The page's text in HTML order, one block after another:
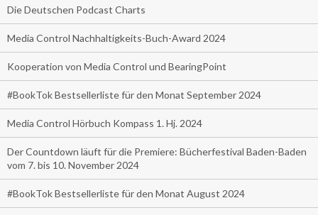
Die Deutschen Podcast Charts
Media Control Nachhaltigkeits-Buch-Award 2024
Kooperation von Media Control und BearingPoint
#BookTok Bestsellerliste für den Monat September 2024
Media Control Hörbuch Kompass 1. Hj. 2024
Der Countdown läuft für die Premiere: Bücherfestival Baden-Baden
vom 7. bis 10. November 2024
#BookTok Bestsellerliste für den Monat August 2024